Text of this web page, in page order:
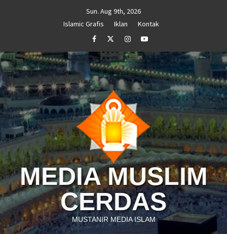
Sun. Aug 9th, 2026
Islamic Grafis
Iklan
Kontak
FacebookTwitterInstagramYoutube
MEDIA MUSLIM
CERDAS
MUSTANIR MEDIA ISLAM